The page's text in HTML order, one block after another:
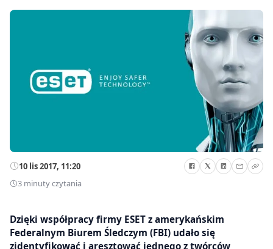
10 lis 2017, 11:20
3 minuty czytania
Dzięki współpracy firmy ESET z amerykańskim
Federalnym Biurem Śledczym (FBI) udało się
zidentyfikować i aresztować jednego z twórców